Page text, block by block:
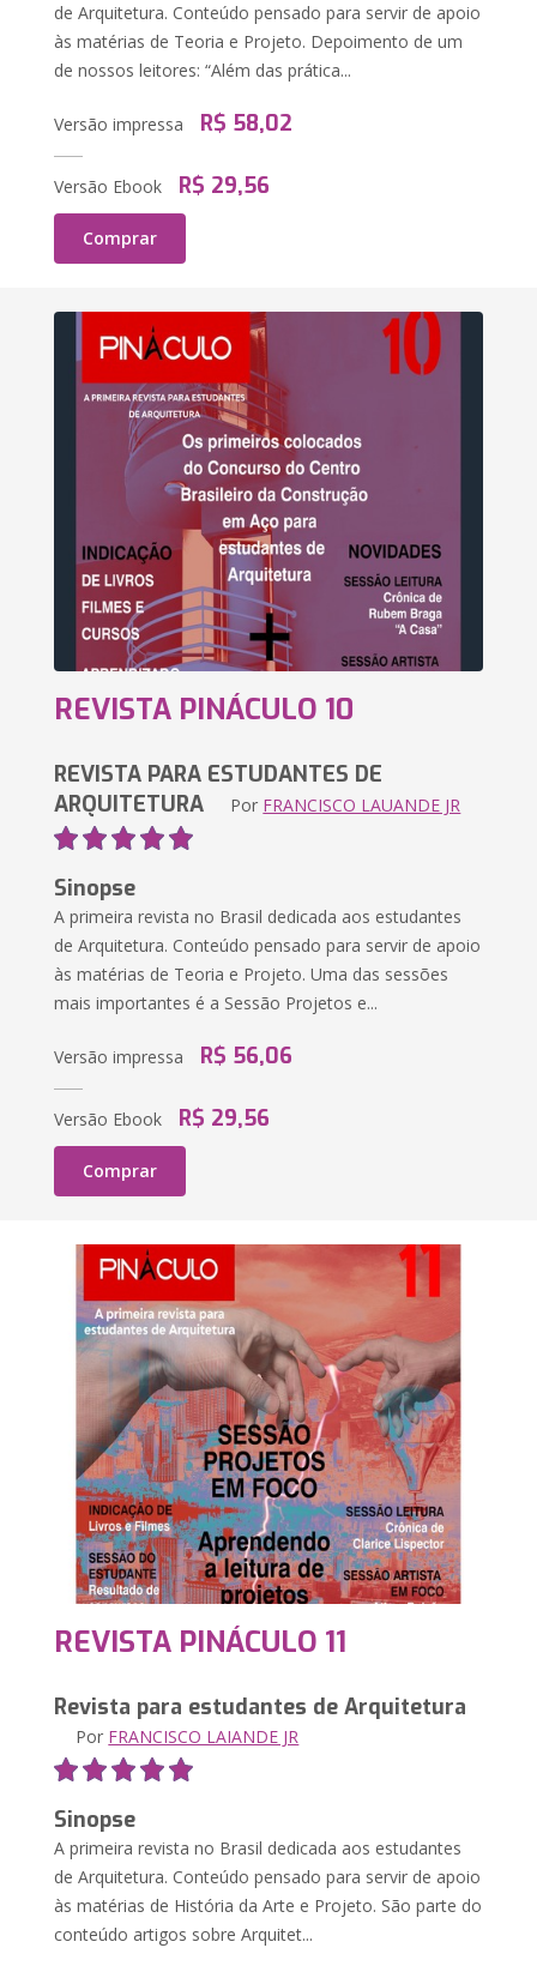
de Arquitetura. Conteúdo pensado para servir de apoio
às matérias de Teoria e Projeto. Depoimento de um
de nossos leitores: “Além das prática...
Versão impressa R$ 58,02
Versão Ebook R$ 29,56
Comprar
REVISTA PINÁCULO 10
REVISTA PARA ESTUDANTES DE
ARQUITETURA Por FRANCISCO LAUANDE JR
Sinopse
A primeira revista no Brasil dedicada aos estudantes
de Arquitetura. Conteúdo pensado para servir de apoio
às matérias de Teoria e Projeto. Uma das sessões
mais importantes é a Sessão Projetos e...
Versão impressa R$ 56,06
Versão Ebook R$ 29,56
Comprar
REVISTA PINÁCULO 11
Revista para estudantes de Arquitetura
Por FRANCISCO LAIANDE JR
Sinopse
A primeira revista no Brasil dedicada aos estudantes
de Arquitetura. Conteúdo pensado para servir de apoio
às matérias de História da Arte e Projeto. São parte do
conteúdo artigos sobre Arquitet...